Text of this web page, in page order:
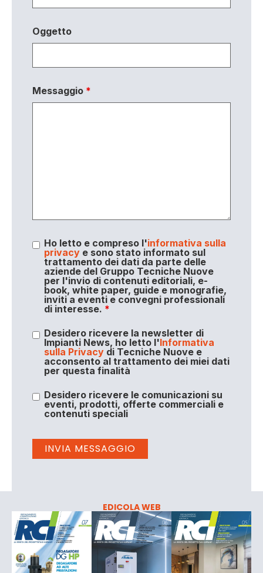
Oggetto
Messaggio *
Ho letto e compreso l'informativa sulla
privacye sono stato informato sul
trattamento dei dati da parte delle
aziende del Gruppo Tecniche Nuove
per l'invio di contenuti editoriali, e-
book, white paper, guide e monografie,
inviti a eventi e convegni professionali
di interesse. *
Desidero ricevere la newsletter di
Impianti News, ho letto l'Informativa
sulla Privacydi Tecniche Nuove e
acconsento al trattamento dei miei dati
per questa finalità
Desidero ricevere le comunicazioni su
eventi, prodotti, offerte commerciali e
contenuti speciali
EDICOLA WEB